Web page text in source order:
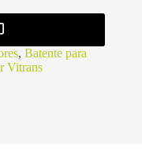
, Batente para
Vitrans